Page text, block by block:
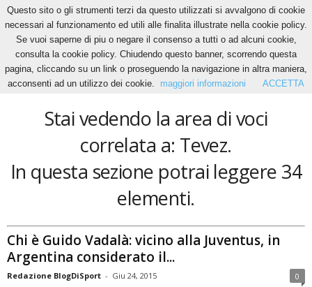
Home Tags Tevez
Tevez
Stai vedendo la area di voci
correlata a: Tevez.
In questa sezione potrai leggere 34
elementi.
Chi è Guido Vadalà: vicino alla Juventus, in
Argentina considerato il...
Redazione BlogDiSport - Giu 24, 2015 0
Questo sito o gli strumenti terzi da questo utilizzati si avvalgono di cookie
necessari al funzionamento ed utili alle finalita illustrate nella cookie policy.
Se vuoi saperne di piu o negare il consenso a tutti o ad alcuni cookie,
consulta la cookie policy. Chiudendo questo banner, scorrendo questa
pagina, cliccando su un link o proseguendo la navigazione in altra maniera,
acconsenti ad un utilizzo dei cookie.
maggiori informazioni ACCETTA